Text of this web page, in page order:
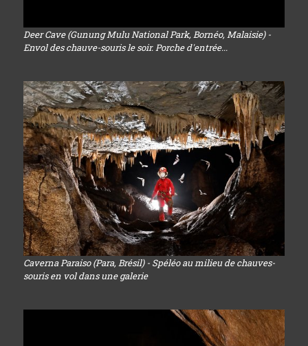
Deer Cave (Gunung Mulu National Park, Bornéo, Malaisie) -
Envol des chauve-souris le soir. Porche d'entrée...
Caverna Paraiso (Para, Brésil) - Spéléo au milieu de chauves-
souris en vol dans une galerie